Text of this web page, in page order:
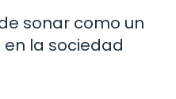
sonar como un
la sociedad